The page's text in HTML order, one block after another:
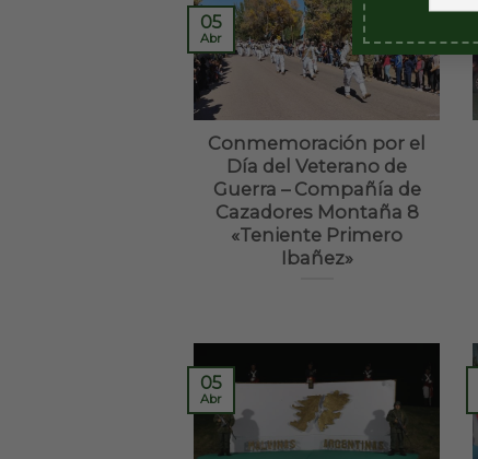
Conmemoración por el
Día del Veterano de
Guerra – Compañía de
Cazadores Montaña 8
«Teniente Primero
Ibañez»
05
Abr
05
Abr